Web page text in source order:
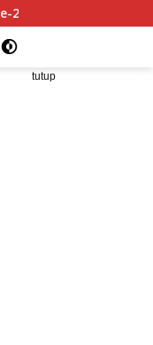
Puncak Perayaan
tutup